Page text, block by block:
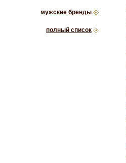
мужские бренды
полный список